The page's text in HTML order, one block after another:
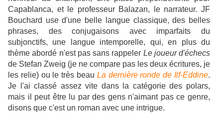
Capablanca, et le professeur Balazan, le narrateur. JF
Bouchard use d'une belle langue classique, des belles
phrases, des conjugaisons avec imparfaits du
subjonctifs, une langue intemporelle, qui, en plus du
thème abordé n'est pas sans rappeler Le joueur d'échecs
de Stefan Zweig (je ne compare pas les deux écritures, je
les relie) ou le très beau La dernière ronde de Ilf-Eddine.
Je l'ai classé assez vite dans la catégorie des polars,
mais il peut être lu par des gens n'aimant pas ce genre,
disons que c'est un roman avec une intrigue.